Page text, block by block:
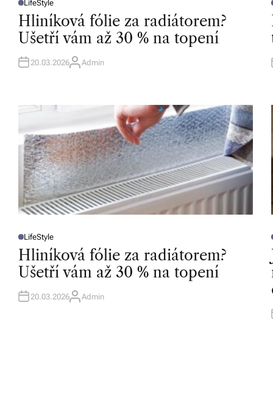
r
m
a.
P
O
T
D
N
LifeStyle
Hliníková fólie za radiátorem?
Ušetří vám až 30 % na topení
20.03.2026A
Admin
P
O
T
D
N
LifeStyle
Hliníková fólie za radiátorem?
Ušetří vám až 30 % na topení
20.03.2026A
Admin
T
I